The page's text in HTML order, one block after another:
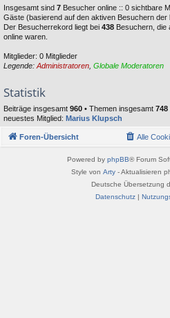
Insgesamt sind 7 Besucher online :: 0 sichtbare
Gäste (basierend auf den aktiven Besuchern der
Der Besucherrekord liegt bei 438 Besuchern, die
online waren.
Mitglieder: 0 Mitglieder
Legende: Administratoren Globale Moderatoren
Statistik
Beiträge insgesamt 960 • Themen insgesamt 748
neuestes Mitglied: Marius Klupsch
Foren-Übersicht Alle
Powered by phpBB® Forum
Style von Arty- Aktualisieren
Deutsche Übersetzung
Datenschutz|